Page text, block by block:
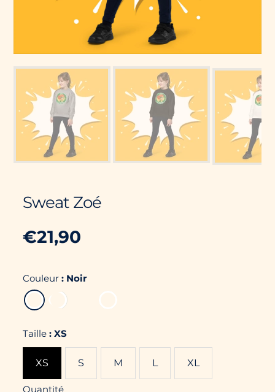
Sweat Zoé
Prix
habituel
€21,90
PRIX
UNITAIRE
/
PAR
Couleur: Noir
Taille:XS
XS S M L XL
Quantité